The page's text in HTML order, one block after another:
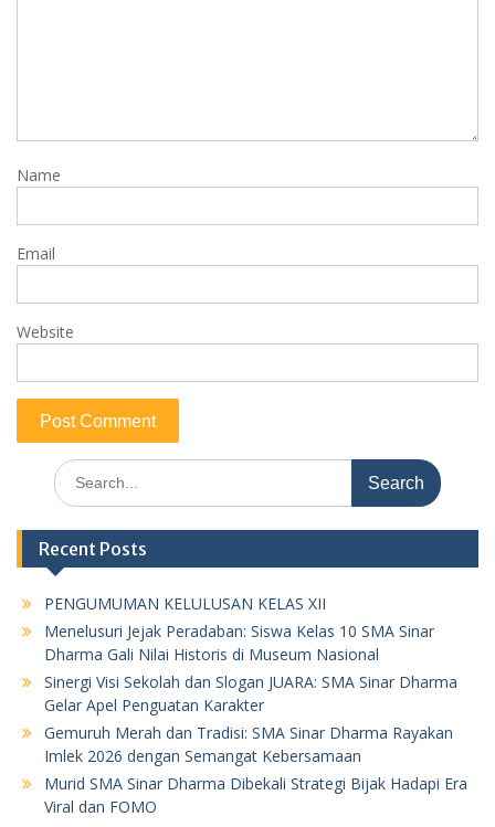
Name
Email
Website
Search
for:
Recent Posts
PENGUMUMAN KELULUSAN KELAS XII
Menelusuri Jejak Peradaban: Siswa Kelas 10 SMA Sinar
Dharma Gali Nilai Historis di Museum Nasional
Sinergi Visi Sekolah dan Slogan JUARA: SMA Sinar Dharma
Gelar Apel Penguatan Karakter
Gemuruh Merah dan Tradisi: SMA Sinar Dharma Rayakan
Imlek 2026 dengan Semangat Kebersamaan
Murid SMA Sinar Dharma Dibekali Strategi Bijak Hadapi Era
Viral dan FOMO